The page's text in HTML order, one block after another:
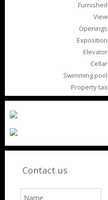
Furnished
View
Openings
Exposition
Elevator
Cellar
Swimming pool
Property tax
Contact us